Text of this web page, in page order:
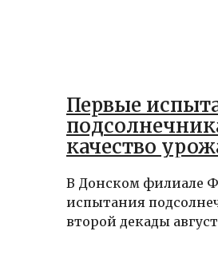
Первые
качество
В Донском филиале
испытания
второй декады